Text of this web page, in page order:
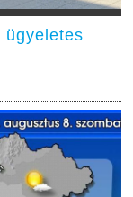
ügyeletes